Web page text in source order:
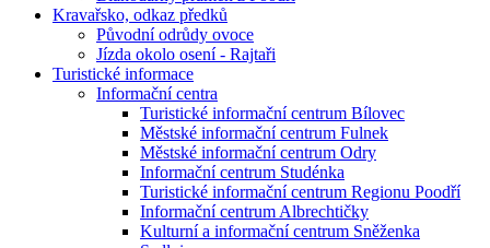
Kravařsko, odkaz předků
Původní odrůdy ovoce
Jízda okolo osení - Rajtaři
Turistické informace
Informační centra
Turistické informační centrum Bílovec
Městské informační centrum Fulnek
Městské informační centrum Odry
Informační centrum Studénka
Turistické informační centrum Regionu Poodří
Informační centrum Albrechtičky
Kulturní a informační centrum Sněženka